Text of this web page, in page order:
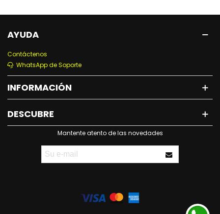
AYUDA
Contáctenos
WhatsApp de Soporte
INFORMACIÓN
DESCUBRE
Mantente atento de las novedades